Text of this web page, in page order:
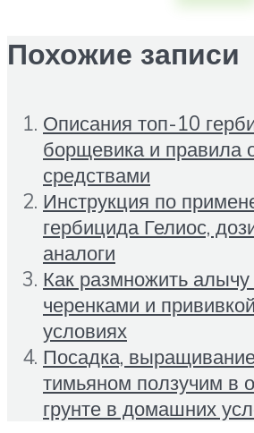
Похожие записи
Описания топ-10
борщевика и правила
средствами
Инструкция по
гербицида Гелиос,
аналоги
Как размножить алычу
черенками и
условиях
Посадка,
тимьяном ползучим в
грунте в домашних